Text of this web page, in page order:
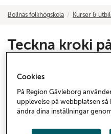
Bollnäs folkhögskola Kurser &
Teckna kroki
Det sker i form av en
gånger.
Cookies
På Region Gävleborg
upplevelse på webbplatsen
ändra dina inställningar